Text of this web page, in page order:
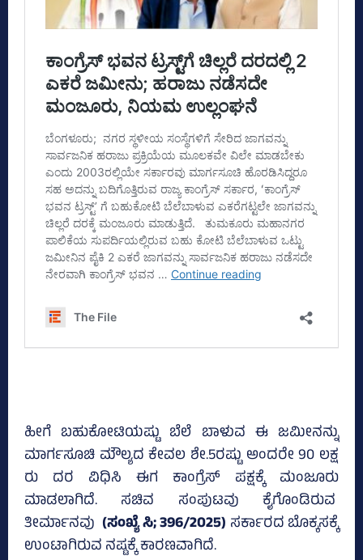
ಹೀಗೆ ಬಹುಕೋಟಿಯಷ್ಟು ಬೆಲೆ ಬಾಳುವ ಈ ಜಮೀನನ್ನು
ಮಾರ್ಗಸೂಚಿ ಮೌಲ್ಯದ ಕೇವಲ ಶೇ.5ರಷ್ಟು ಅಂದರೇ 90 ಲಕ್ಷ
ರು ದರ ವಿಧಿಸಿ ಈಗ ಕಾಂಗ್ರೆಸ್‌ ಪಕ್ಷಕ್ಕೆ ಮಂಜೂರು
ಮಾಡಲಾಗಿದೆ. ಸಚಿವ ಸಂಪುಟವು ಕೈಗೊಂಡಿರುವ
ತೀರ್ಮಾನವು (ಸಂಖ್ಯೆ ಸಿ; 396/2025) ಸರ್ಕಾರದ ಬೊಕ್ಕಸಕ್ಕೆ
ಉಂಟಾಗಿರುವ ನಷ್ಟಕ್ಕೆ ಕಾರಣವಾಗಿದೆ.